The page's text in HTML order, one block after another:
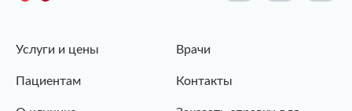
Услуги и цены Врачи
Пациентам Контакты